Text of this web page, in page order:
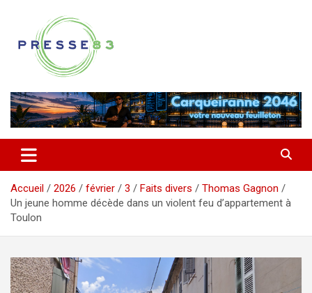
contenu
Presse 83
Accueil 2026 février 3 Faits divers
Thomas Gagnon
Un jeune homme décède dans un violent feu d’appartement à
Toulon